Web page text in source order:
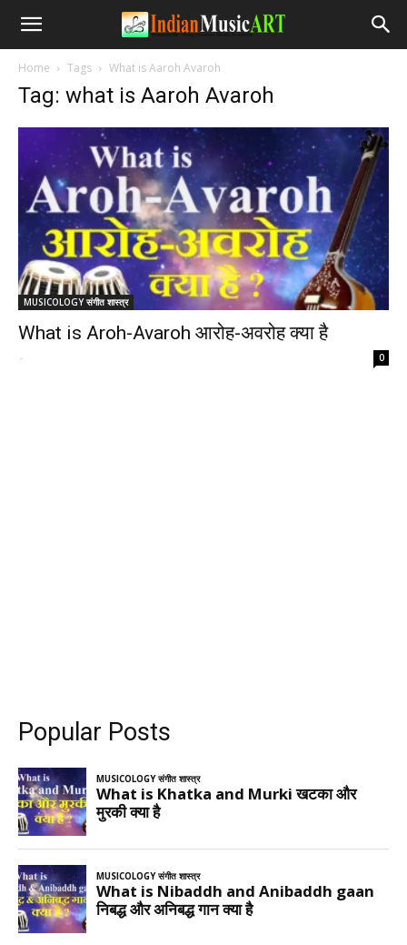
Home Tags What is Aaroh Avaroh
Tag: what is Aaroh Avaroh
MUSICOLOGY संगीत शास्त्र
What is Aroh-Avaroh आरोह-अवरोह क्या है
- 0
Popular Posts